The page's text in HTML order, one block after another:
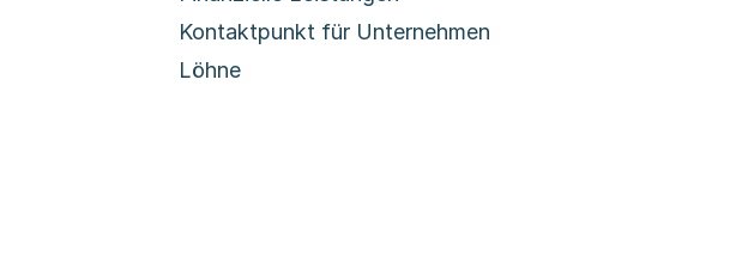
Kontaktpunkt für Unternehmen
Löhne